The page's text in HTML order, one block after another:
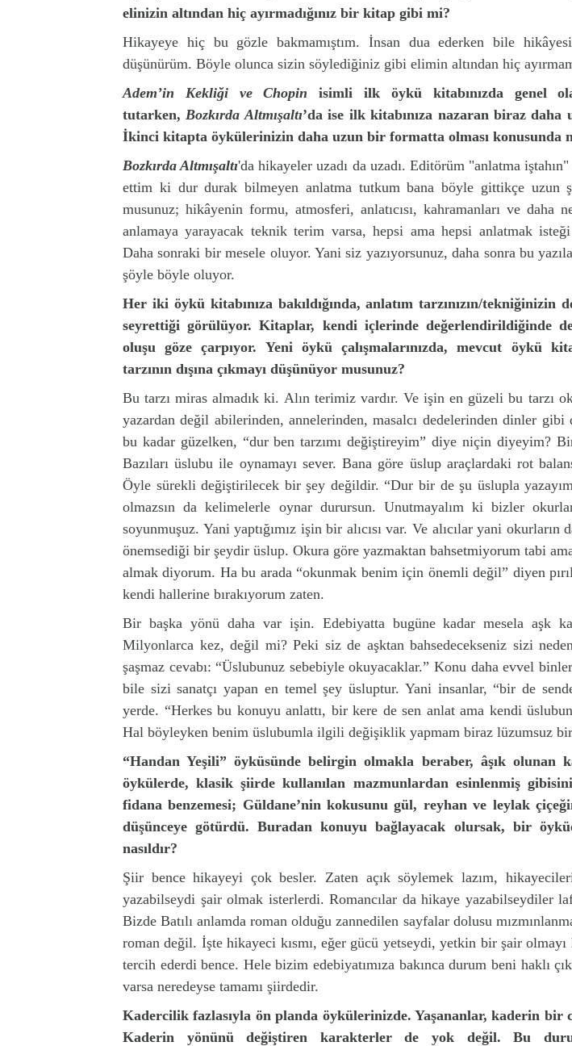
elinizin altından hiç ayırmadığınız bir kitap gibi mi?
Hikayeye hiç bu gözle bakmamıştım. İnsan dua ederken bile
düşünürüm. Böyle olunca sizin söylediğiniz gibi elimin altından hiç
Adem’in Kekliği ve Chopinisimli ilk öykü kitabınızda genel
tutarken,Bozkırda Altmışaltı’da ise ilk kitabınıza nazaran biraz daha
İkinci kitapta öykülerinizin daha uzun bir formatta olması konusunda
Bozkırda Altmışaltı'da hikayeler uzadı da uzadı. Editörüm "anlatma
ettim ki dur durak bilmeyen anlatma tutkum bana böyle gittikçe uzun
musunuz; hikâyenin formu, atmosferi, anlatıcısı, kahramanları ve daha
anlamaya yarayacak teknik terim varsa, hepsi ama hepsi anlatmak isteği
Daha sonraki bir mesele oluyor. Yani siz yazıyorsunuz, daha sonra bu
şöyle böyle oluyor.
Her iki öykü kitabınıza bakıldığında, anlatım tarzınızın/tekniğinizin
seyrettiği görülüyor. Kitaplar, kendi içlerinde değerlendirildiğinde de
oluşu göze çarpıyor. Yeni öykü çalışmalarınızda, mevcut öykü
tarzının dışına çıkmayı düşünüyor musunuz?
Bu tarzı miras almadık ki. Alın terimiz vardır. Ve işin en güzeli bu tarzı
yazardan değil abilerinden, annelerinden, masalcı dedelerinden dinler
bu kadar güzelken, “dur ben tarzımı değiştireyim” diye niçin diyeyim?
Bazıları üslubu ile oynamayı sever. Bana göre üslup araçlardaki rot
Öyle sürekli değiştirilecek bir şey değildir. “Dur bir de şu üslupla
olmazsın da kelimelerle oynar durursun. Unutmayalım ki bizler
soyunmuşuz. Yani yaptığımız işin bir alıcısı var. Ve alıcılar yani
önemsediği bir şeydir üslup. Okura göre yazmaktan bahsetmiyorum tabi
almak diyorum. Ha bu arada “okunmak benim için önemli değil” diyen
kendi hallerine bırakıyorum zaten.
Bir başka yönü daha var işin. Edebiyatta bugüne kadar mesela aşk
Milyonlarca kez, değil mi? Peki siz de aşktan bahsedecekseniz sizi
şaşmaz cevabı: “Üslubunuz sebebiyle okuyacaklar.” Konu daha evvel
bile sizi sanatçı yapan en temel şey üsluptur. Yani insanlar, “bir de
yerde. “Herkes bu konuyu anlattı, bir kere de sen anlat ama kendi
Hal böyleyken benim üslubumla ilgili değişiklik yapmam biraz lüzumsuz
“Handan Yeşili” öyküsünde belirgin olmakla beraber, âşık olunan
öykülerde, klasik şiirde kullanılan mazmunlardan esinlenmiş
fidana benzemesi; Güldane’nin kokusunu gül, reyhan ve leylak
düşünceye götürdü. Buradan konuyu bağlayacak olursak, bir
nasıldır?
Şiir bence hikayeyi çok besler. Zaten açık söylemek lazım,
yazabilseydi şair olmak isterlerdi. Romancılar da hikaye yazabilseydiler
Bizde Batılı anlamda roman olduğu zannedilen sayfalar dolusu
roman değil. İşte hikayeci kısmı, eğer gücü yetseydi, yetkin bir şair
tercih ederdi bence. Hele bizim edebiyatımıza bakınca durum beni haklı
varsa neredeyse tamamı şiirdedir.
Kadercilik fazlasıyla ön planda öykülerinizde. Yaşananlar, kaderin bir
Kaderin yönünü değiştiren karakterler de yok değil. Bu